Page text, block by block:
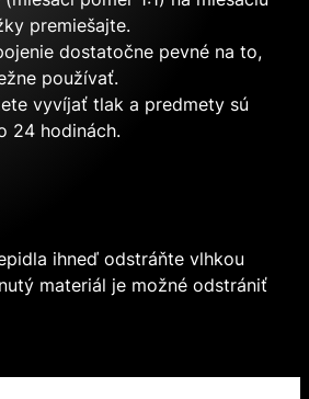
premiešajte.
dostatočne pevné na to,
používať.
vyvíjať tlak a predmety sú
24 hodinách.
ihneď odstráňte vlhkou
materiál je možné odstrániť